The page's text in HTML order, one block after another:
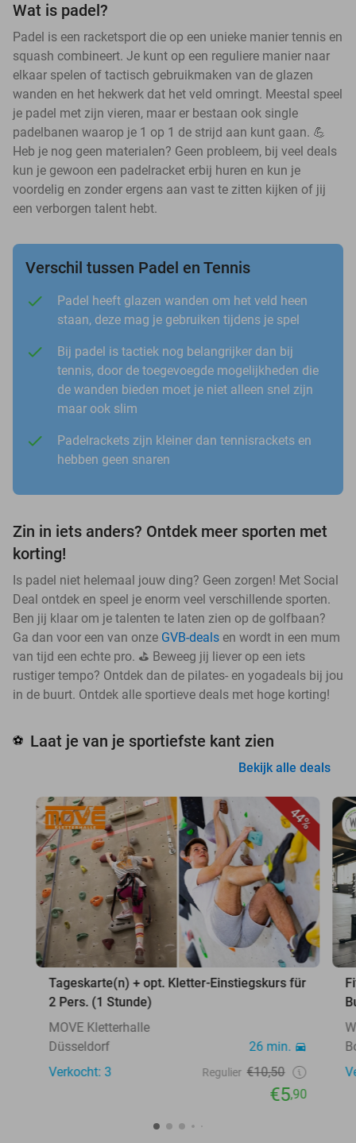
Wat is padel?
Padel is een racketsport die op een unieke manier tennis en
squash combineert. Je kunt op een reguliere manier naar
elkaar spelen of tactisch gebruikmaken van de glazen
wanden en het hekwerk dat het veld omringt. Meestal speel
je padel met zijn vieren, maar er bestaan ook single
padelbanen waarop je 1 op 1 de strijd aan kunt gaan. 💪
Heb je nog geen materialen? Geen probleem, bij veel deals
kun je gewoon een padelracket erbij huren en kun je
voordelig en zonder ergens aan vast te zitten kijken of jij
een verborgen talent hebt.
Verschil tussen Padel en Tennis
Padel heeft glazen wanden om het veld heen
staan, deze mag je gebruiken tijdens je spel
Bij padel is tactiek nog belangrijker dan bij
tennis, door de toegevoegde mogelijkheden die
de wanden bieden moet je niet alleen snel zijn
maar ook slim
Padelrackets zijn kleiner dan tennisrackets en
hebben geen snaren
Zin in iets anders? Ontdek meer sporten met
korting!
Is padel niet helemaal jouw ding? Geen zorgen! Met Social
Deal ontdek en speel je enorm veel verschillende sporten.
Ben jij klaar om je talenten te laten zien op de golfbaan?
Ga dan voor een van onze GVB-deals en wordt in een mum
van tijd een echte pro. ⛳ Beweeg jij liever op een iets
rustiger tempo? Ontdek dan de pilates- en yogadeals bij jou
in de buurt. Ontdek alle sportieve deals met hoge korting!
⚽ Laat je van je sportiefste kant zien
Bekijk alle deals
44%
Tageskarte(n) + opt. Kletter-Einstiegskurs für
2 Pers. (1 Stunde)
MOVE Kletterhalle
Düsseldorf
26 min.
Verkocht: 3
Regulier €10,50
€5,90